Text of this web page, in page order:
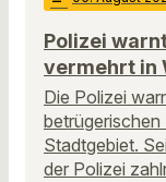
Polizei
vermehrt in
Die Polizei
Stadtgebiet.
der Polizei